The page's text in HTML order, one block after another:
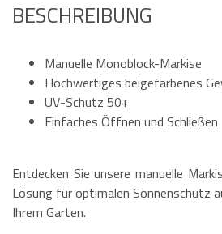
BESCHREIBUNG
Manuelle Monoblock-Markise
Hochwertiges beigefarbenes
UV-Schutz 50+
Einfaches Öffnen und Schließen
Entdecken Sie unsere manuelle
Lösung für optimalen Sonnenschutz
Ihrem Garten.